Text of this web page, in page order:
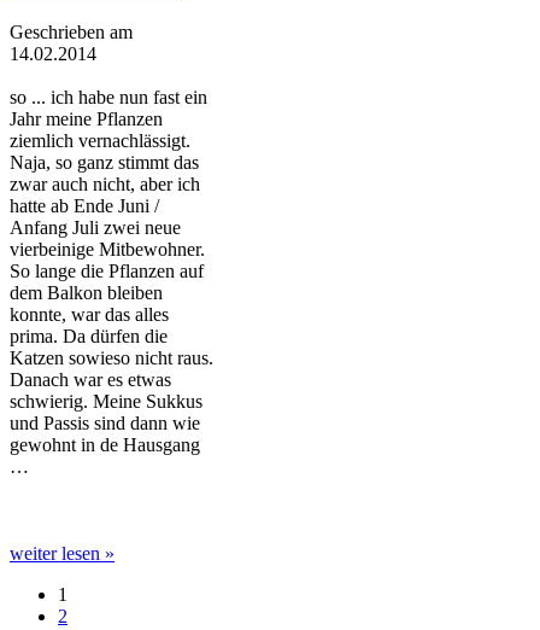
Geschrieben am
14.02.2014
so ... ich habe nun fast ein
Jahr meine Pflanzen
ziemlich vernachlässigt.
Naja, so ganz stimmt das
zwar auch nicht, aber ich
hatte ab Ende Juni /
Anfang Juli zwei neue
vierbeinige Mitbewohner.
So lange die Pflanzen auf
dem Balkon bleiben
konnte, war das alles
prima. Da dürfen die
Katzen sowieso nicht raus.
Danach war es etwas
schwierig. Meine Sukkus
und Passis sind dann wie
gewohnt in de Hausgang
…
weiter lesen »
1
2